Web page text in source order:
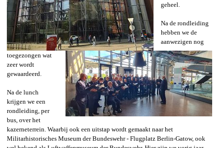
geheel.
Na de rondleiding
hebben we de
aanwezigen nog
toegezongen wat
zeer wordt
gewaardeerd.
Na de lunch
krijgen we een
rondleiding, per
bus, over het
kazerneterrein. Waarbij ook een uitstap wordt gemaakt naar het
Militarhistorisches Museum der Bundeswehr - Flugplatz Berlin-Gatow, ook